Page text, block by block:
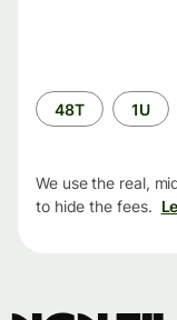
Time
period
48T 1U
We use the real,
to hide the fees.